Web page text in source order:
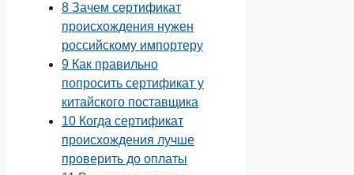
8 Зачем сертификат
происхождения нужен
российскому импортеру
9 Как правильно
попросить сертификат у
китайского поставщика
10 Когда сертификат
происхождения лучше
проверить до оплаты